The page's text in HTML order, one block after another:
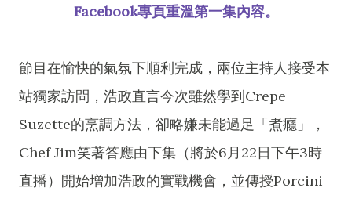
Facebook專頁重溫第一集內容。
節目在愉快的氣氛下順利完成，兩位主持人接受本
站獨家訪問，浩政直言今次雖然學到Crepe
Suzette的烹調方法，卻略嫌未能過足「煮癮」，
Chef Jim笑著答應由下集（將於6月22日下午3時
直播）開始增加浩政的實戰機會，並傳授Porcini